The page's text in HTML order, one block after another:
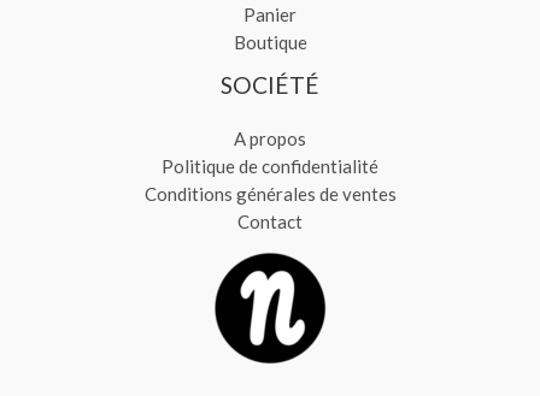
Panier
Boutique
SOCIÉTÉ
A propos
Politique de confidentialité
Conditions générales de ventes
Contact